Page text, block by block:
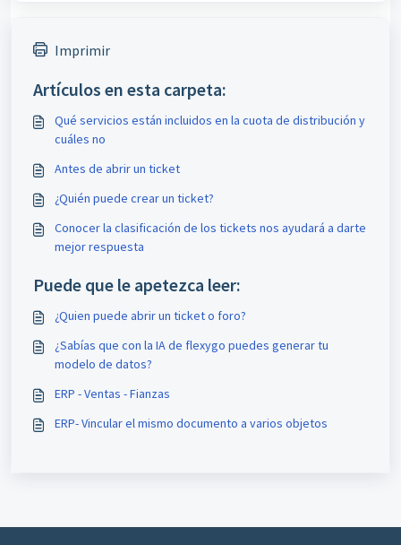
Imprimir
Artículos en esta carpeta:
Qué servicios están incluidos en la cuota de distribución y
cuáles no
Antes de abrir un ticket
¿Quién puede crear un ticket?
Conocer la clasificación de los tickets nos ayudará a darte
mejor respuesta
Puede que le apetezca leer:
¿Quien puede abrir un ticket o foro?
¿Sabías que con la IA de flexygo puedes generar tu
modelo de datos?
ERP - Ventas - Fianzas
ERP- Vincular el mismo documento a varios objetos